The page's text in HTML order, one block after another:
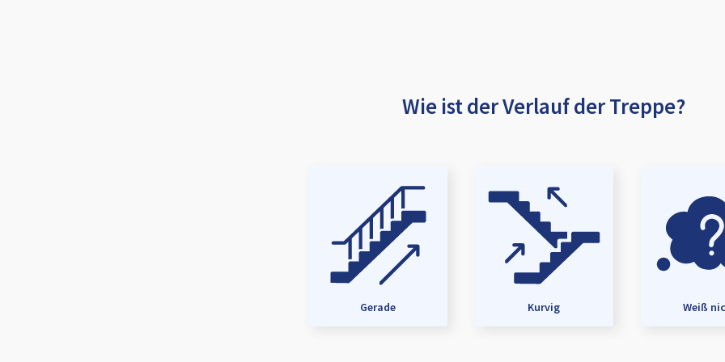
Wie ist der Verlauf der Treppe?
Gerade Kurvig Weiß